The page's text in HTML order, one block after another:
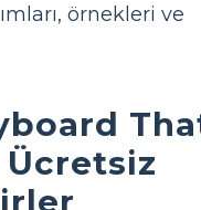
örnekleri ve